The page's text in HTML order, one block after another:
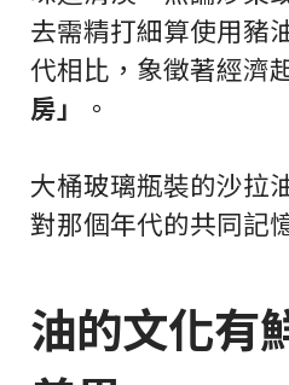
去需精打細算使用豬
代相比，象徵著經濟
房」
。
大桶玻璃瓶裝的沙拉
對那個年代的共同記
油的文化有